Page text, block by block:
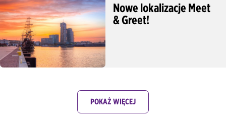
Wroclaw Centrum
Wrocław Centrum / Dworzec Kolejowy
Nowe lokalizacje Meet
& Greet!
POKAŻ WIĘCEJ